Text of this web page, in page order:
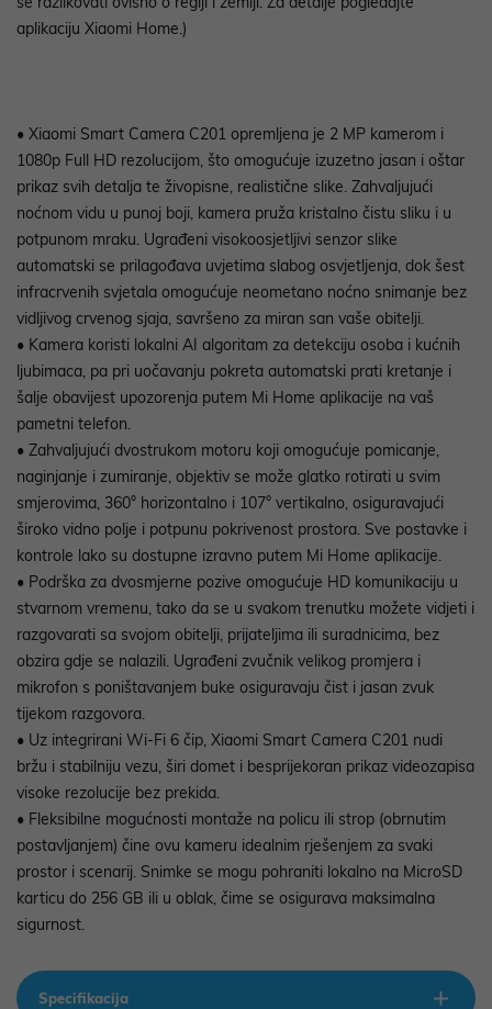
aplikaciju Xiaomi Home.)
• Xiaomi Smart Camera C201 opremljena je 2 MP kamerom i
1080p Full HD rezolucijom, što omogućuje izuzetno jasan i oštar
prikaz svih detalja te živopisne, realistične slike. Zahvaljujući
noćnom vidu u punoj boji, kamera pruža kristalno čistu sliku i u
potpunom mraku. Ugrađeni visokoosjetljivi senzor slike
automatski se prilagođava uvjetima slabog osvjetljenja, dok šest
infracrvenih svjetala omogućuje neometano noćno snimanje bez
vidljivog crvenog sjaja, savršeno za miran san vaše obitelji.
• Kamera koristi lokalni AI algoritam za detekciju osoba i kućnih
ljubimaca, pa pri uočavanju pokreta automatski prati kretanje i
šalje obavijest upozorenja putem Mi Home aplikacije na vaš
pametni telefon.
• Zahvaljujući dvostrukom motoru koji omogućuje pomicanje,
naginjanje i zumiranje, objektiv se može glatko rotirati u svim
smjerovima, 360° horizontalno i 107° vertikalno, osiguravajući
široko vidno polje i potpunu pokrivenost prostora. Sve postavke i
kontrole lako su dostupne izravno putem Mi Home aplikacije.
• Podrška za dvosmjerne pozive omogućuje HD komunikaciju u
stvarnom vremenu, tako da se u svakom trenutku možete vidjeti i
razgovarati sa svojom obitelji, prijateljima ili suradnicima, bez
obzira gdje se nalazili. Ugrađeni zvučnik velikog promjera i
mikrofon s poništavanjem buke osiguravaju čist i jasan zvuk
tijekom razgovora.
• Uz integrirani Wi-Fi 6 čip, Xiaomi Smart Camera C201 nudi
bržu i stabilniju vezu, širi domet i besprijekoran prikaz videozapisa
visoke rezolucije bez prekida.
• Fleksibilne mogućnosti montaže na policu ili strop (obrnutim
postavljanjem) čine ovu kameru idealnim rješenjem za svaki
prostor i scenarij. Snimke se mogu pohraniti lokalno na MicroSD
karticu do 256 GB ili u oblak, čime se osigurava maksimalna
sigurnost.
Specifikacija